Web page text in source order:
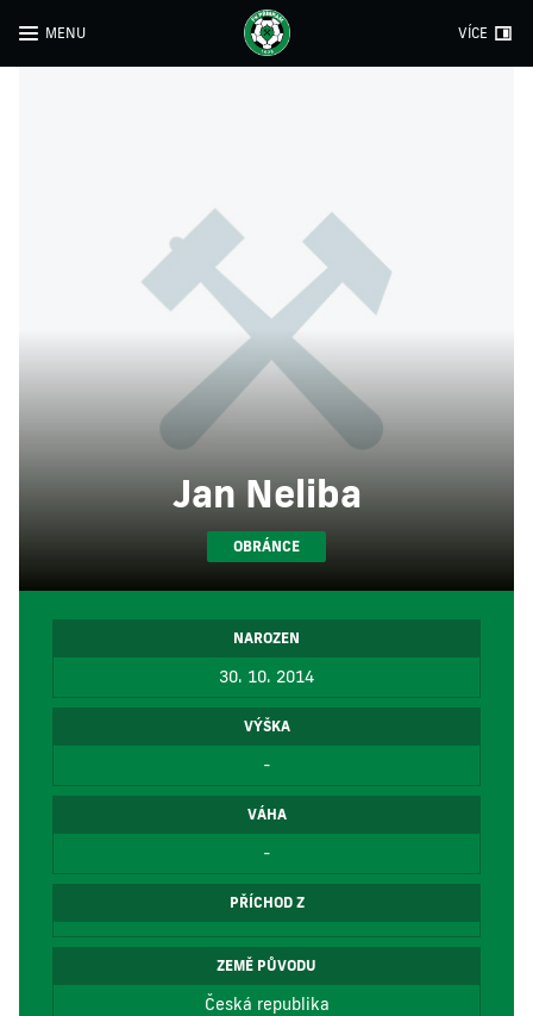
MENU VÍCE
Jan Neliba
OBRÁNCE
NAROZEN
30. 10. 2014
VÝŠKA
-
VÁHA
-
PŘÍCHOD Z
ZEMĚ PŮVODU
Česká republika